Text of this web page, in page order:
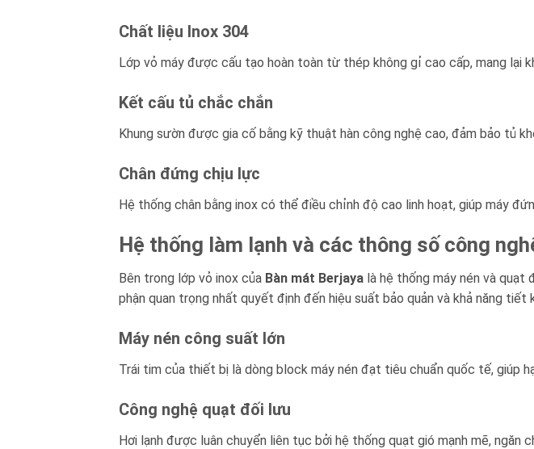
Chất liệu Inox 304
Lớp vỏ máy được cấu tạo hoàn toàn từ thép không gỉ cao cấp, mang lại
Kết cấu tủ chắc chắn
Khung sườn được gia cố bằng kỹ thuật hàn công nghệ cao, đảm bảo tủ
Chân đứng chịu lực
Hệ thống chân bằng inox có thể điều chỉnh độ cao linh hoạt, giúp máy
Hệ thống làm lạnh và các thông số công
Bên trong lớp vỏ inox của Bàn mát Berjaya là hệ thống máy nén và
phận quan trọng nhất quyết định đến hiệu suất bảo quản và khả năng tiết
Máy nén công suất lớn
Trái tim của thiết bị là dòng block máy nén đạt tiêu chuẩn quốc tế, giúp
Công nghệ quạt đối lưu
Hơi lạnh được luân chuyển liên tục bởi hệ thống quạt gió mạnh mẽ,